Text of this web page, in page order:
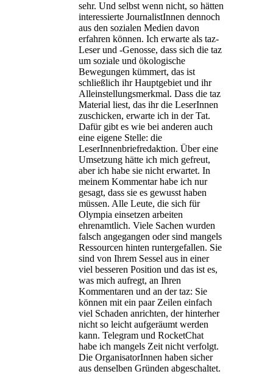
sehr. Und selbst wenn nicht, so hätten
interessierte JournalistInnen dennoch
aus den sozialen Medien davon
erfahren können. Ich erwarte als taz-
Leser und -Genosse, dass sich die taz
um soziale und ökologische
Bewegungen kümmert, das ist
schließlich ihr Hauptgebiet und ihr
Alleinstellungsmerkmal. Dass die taz
Material liest, das ihr die LeserInnen
zuschicken, erwarte ich in der Tat.
Dafür gibt es wie bei anderen auch
eine eigene Stelle: die
LeserInnenbriefredaktion. Über eine
Umsetzung hätte ich mich gefreut,
aber ich habe sie nicht erwartet. In
meinem Kommentar habe ich nur
gesagt, dass sie es gewusst haben
müssen. Alle Leute, die sich für
Olympia einsetzen arbeiten
ehrenamtlich. Viele Sachen wurden
falsch angegangen oder sind mangels
Ressourcen hinten runtergefallen. Sie
sind von Ihrem Sessel aus in einer
viel besseren Position und das ist es,
was mich aufregt, an Ihren
Kommentaren und an der taz: Sie
können mit ein paar Zeilen einfach
viel Schaden anrichten, der hinterher
nicht so leicht aufgeräumt werden
kann. Telegram und RocketChat
habe ich mangels Zeit nicht verfolgt.
Die OrganisatorInnen haben sicher
aus denselben Gründen abgeschaltet.